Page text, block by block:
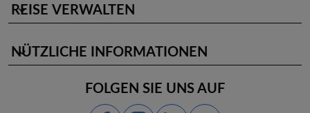
REISE VERWALTEN
keyboard_arrow_down
NÜTZLICHE INFORMATIONEN
keyboard_arrow_down
FOLGEN SIE UNS AUF